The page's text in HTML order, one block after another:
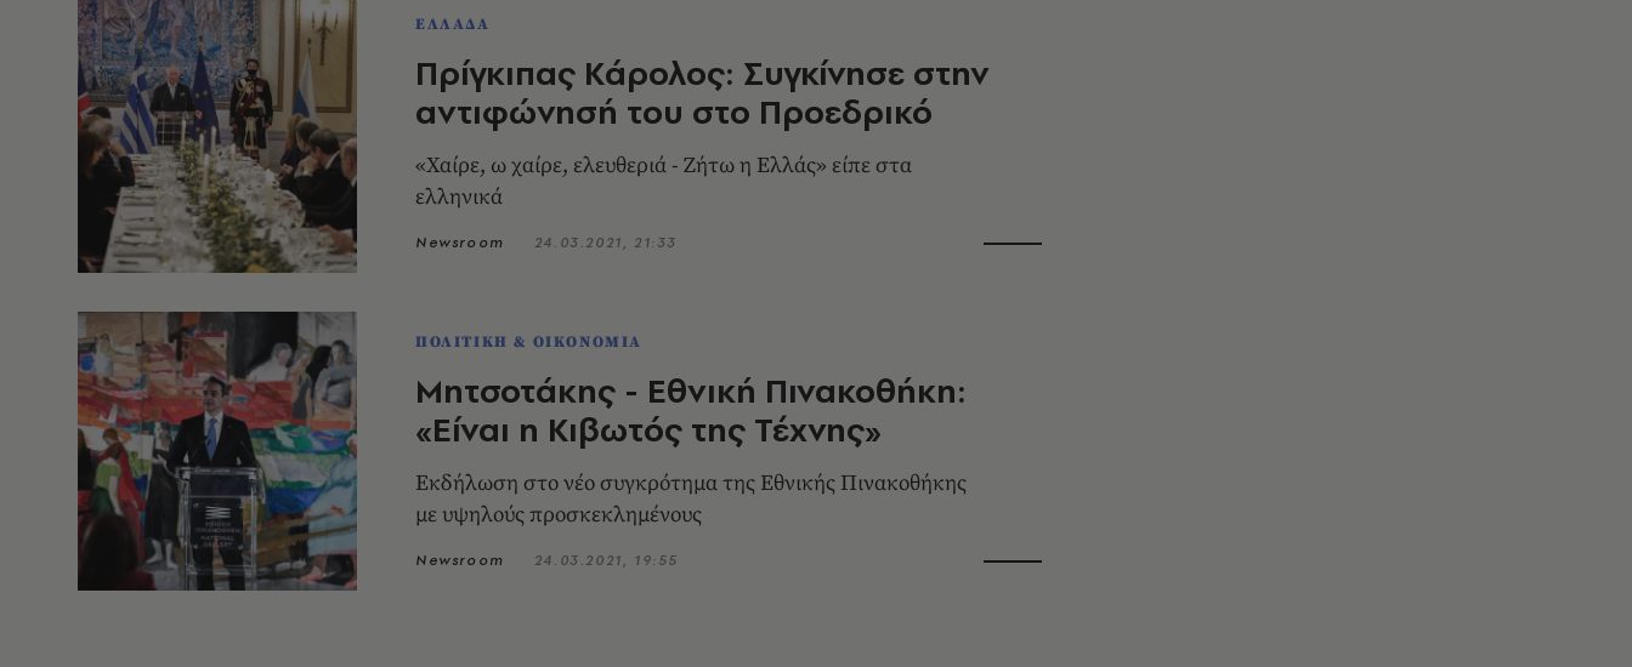
ΕΛΛΑΔΑ
Πρίγκιπας Κάρολος: Συγκίνησε στην
αντιφώνησή του στο Προεδρικό
«Χαίρε, ω χαίρε, ελευθεριά - Ζήτω η Ελλάς» είπε στα
ελληνικά
Newsroom 24.03.2021, 21:33
ΠΟΛΙΤΙΚΗ & ΟΙΚΟΝΟΜΙΑ
Μητσοτάκης - Εθνική Πινακοθήκη:
«Είναι η Κιβωτός της Τέχνης»
Εκδήλωση στο νέο συγκρότημα της Εθνικής Πινακοθήκης
με υψηλούς προσκεκλημένους
Newsroom 24.03.2021, 19:55